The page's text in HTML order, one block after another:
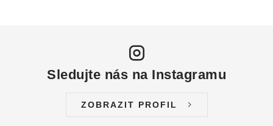
Sledujte nás na Instagramu
ZOBRAZIT PROFIL